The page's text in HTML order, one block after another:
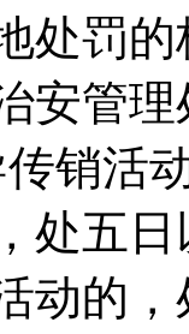
罚的
安管
销活
处五
动的